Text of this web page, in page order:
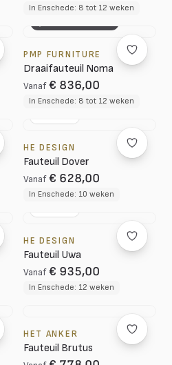
In Enschede: 8 tot 12 weken
PMP FURNITURE
Draaifauteuil Noma
Vanaf € 836,00
In Enschede: 8 tot 12 weken
HE DESIGN
Fauteuil Dover
Vanaf € 628,00
In Enschede: 10 weken
HE DESIGN
Fauteuil Uwa
Vanaf € 935,00
In Enschede: 12 weken
HET ANKER
Fauteuil Brutus